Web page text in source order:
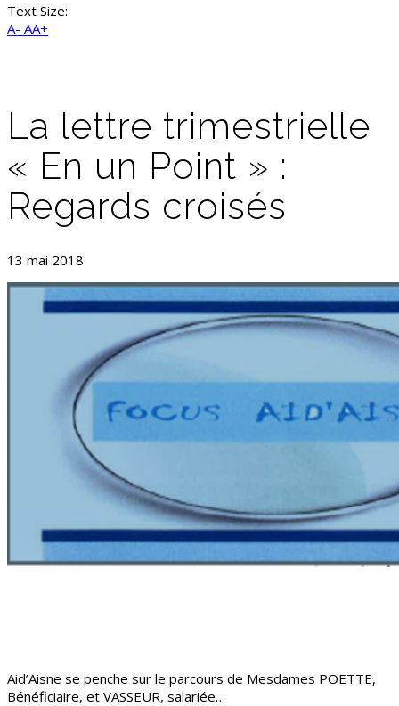
Text Size:
A- AA+
La lettre trimestrielle
« En un Point » :
Regards croisés
13 mai 2018
Aid’Aisne se penche sur le parcours de Mesdames POETTE,
Bénéficiaire, et VASSEUR, salariée…